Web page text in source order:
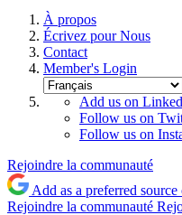
À propos
Écrivez pour Nous
Contact
Member's Login
Add us on
Follow us on
Follow us on
Rejoindre la communauté
Add as a preferred
Rejoindre la communauté